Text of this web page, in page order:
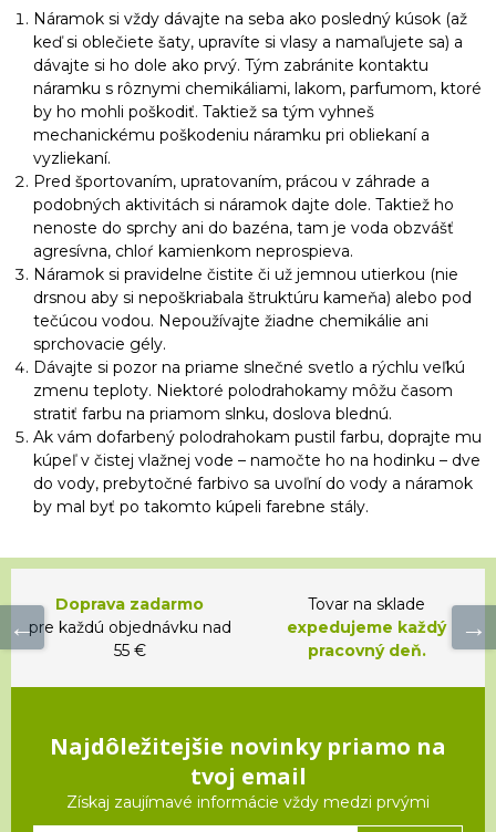
Náramok si vždy dávajte na seba ako posledný kúsok (až
keď si oblečiete šaty, upravíte si vlasy a namaľujete sa) a
dávajte si ho dole ako prvý. Tým zabránite kontaktu
náramku s rôznymi chemikáliami, lakom, parfumom, ktoré
by ho mohli poškodiť. Taktiež sa tým vyhneš
mechanickému poškodeniu náramku pri obliekaní a
vyzliekaní.
Pred športovaním, upratovaním, prácou v záhrade a
podobných aktivitách si náramok dajte dole. Taktiež ho
nenoste do sprchy ani do bazéna, tam je voda obzvášť
agresívna, chloŕ kamienkom neprospieva.
Náramok si pravidelne čistite či už jemnou utierkou (nie
drsnou aby si nepoškriabala štruktúru kameňa) alebo pod
tečúcou vodou. Nepoužívajte žiadne chemikálie ani
sprchovacie gély.
Dávajte si pozor na priame slnečné svetlo a rýchlu veľkú
zmenu teploty. Niektoré polodrahokamy môžu časom
stratiť farbu na priamom slnku, doslova blednú.
Ak vám dofarbený polodrahokam pustil farbu, doprajte mu
kúpeľ v čistej vlažnej vode – namočte ho na hodinku – dve
do vody, prebytočné farbivo sa uvoľní do vody a náramok
by mal byť po takomto kúpeli farebne stály.
Doprava zadarmo
pre každú objednávku nad
55 €
Tovar na sklade
expedujeme každý
pracovný deň.
Najdôležitejšie novinky priamo na
tvoj email
Získaj zaujímavé informácie vždy medzi prvými